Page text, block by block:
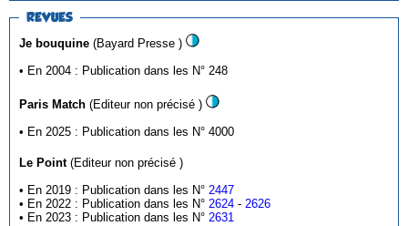
REVUES
Je bouquine
(Bayard Presse )
• En 2004 : Publication dans les N° 248
Paris Match
(Editeur non précisé )
• En 2025 : Publication dans les N° 4000
Le Point
(Editeur non précisé )
• En 2019 : Publication dans les N°2447
• En 2022 : Publication dans les N°2624-2626
• En 2023 : Publication dans les N°2631